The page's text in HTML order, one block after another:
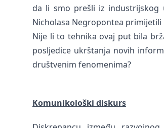
da li smo prešli iz
Nicholasa Negropontea
Nije li to tehnika ovaj put bila
posljedice ukrštanja novih
društvenim fenomenima?
Komunikološki diskurs